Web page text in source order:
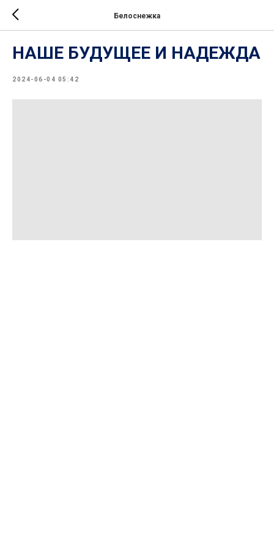
Белоснежка
НАШЕ БУДУЩЕЕ И НАДЕЖДА
2024-06-04 05:42